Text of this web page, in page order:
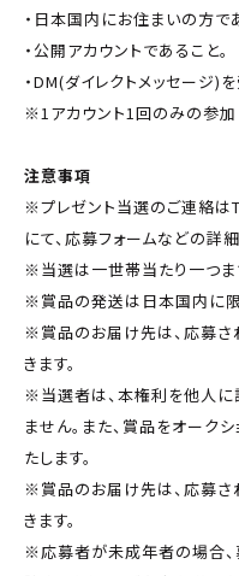
・日本国内にお住まいの方で
・公開アカウントであること。
・DM(ダイレクトメッセージ)
※1アカウント1回のみの参加
注意事項
※プレゼント当選のご連絡は
にて、応募フォームなどの詳
※当選は一世帯当たり一つま
※賞品の発送は日本国内に限
※賞品のお届け先は、応募
きます。
※当選者は、本権利を他人に
ません。また、賞品をオーク
たします。
※賞品のお届け先は、応募
きます。
※応募者が未成年者の場合